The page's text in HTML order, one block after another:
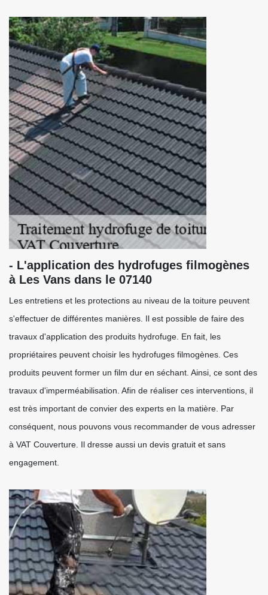
- L'application des hydrofuges filmogènes
à Les Vans dans le 07140
Les entretiens et les protections au niveau de la toiture peuvent
s'effectuer de différentes manières. Il est possible de faire des
travaux d'application des produits hydrofuge. En fait, les
propriétaires peuvent choisir les hydrofuges filmogènes. Ces
produits peuvent former un film dur en séchant. Ainsi, ce sont des
travaux d'imperméabilisation. Afin de réaliser ces interventions, il
est très important de convier des experts en la matière. Par
conséquent, nous pouvons vous recommander de vous adresser
à VAT Couverture. Il dresse aussi un devis gratuit et sans
engagement.